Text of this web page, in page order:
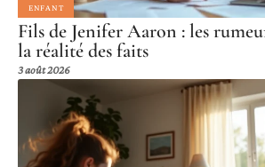
ENFANT
Fils de Jenifer Aaron : les
la réalité des faits
3 août 2026